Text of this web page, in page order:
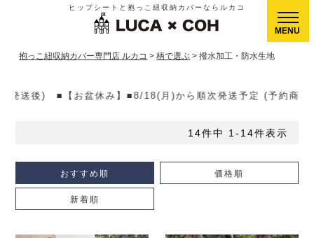
ヒップシートと抱っこ紐収納カバーならルカコ
抱っこ紐収納カバー専門店 ルカコ 柄で選ぶ 撥水加工・防水生地
予定 (予約商品除く)▶【送料】ゆうパケット400円(全国
おすすめ順 価格順
新着順
14件中 1 - 14件表示